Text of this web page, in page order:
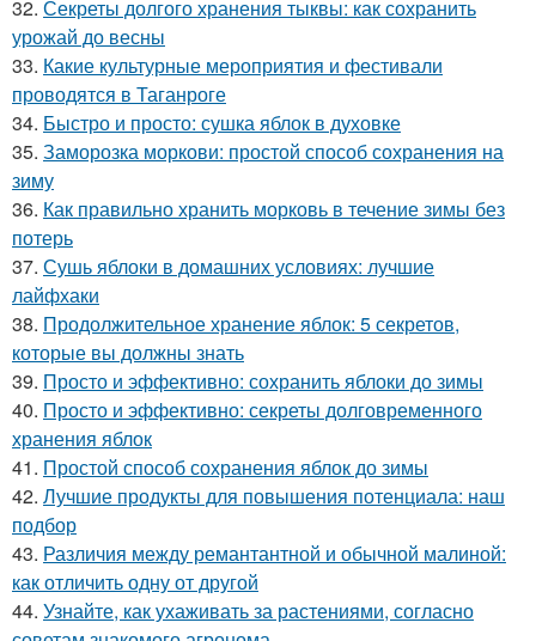
32. Секреты долгого хранения тыквы: как сохранить
урожай до весны
33. Какие культурные мероприятия и фестивали
проводятся в Таганроге
34. Быстро и просто: сушка яблок в духовке
35. Заморозка моркови: простой способ сохранения на
зиму
36. Как правильно хранить морковь в течение зимы без
потерь
37. Сушь яблоки в домашних условиях: лучшие
лайфхаки
38. Продолжительное хранение яблок: 5 секретов,
которые вы должны знать
39. Просто и эффективно: сохранить яблоки до зимы
40. Просто и эффективно: секреты долговременного
хранения яблок
41. Простой способ сохранения яблок до зимы
42. Лучшие продукты для повышения потенциала: наш
подбор
43. Различия между ремантантной и обычной малиной:
как отличить одну от другой
44. Узнайте, как ухаживать за растениями, согласно